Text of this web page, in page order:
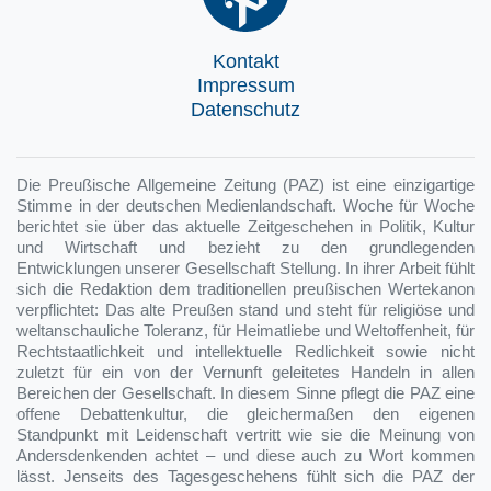
Kontakt
Impressum
Datenschutz
Die Preußische Allgemeine Zeitung (PAZ) ist eine einzigartige
Stimme in der deutschen Medienlandschaft. Woche für Woche
berichtet sie über das aktuelle Zeitgeschehen in Politik, Kultur
und Wirtschaft und bezieht zu den grundlegenden
Entwicklungen unserer Gesellschaft Stellung. In ihrer Arbeit fühlt
sich die Redaktion dem traditionellen preußischen Wertekanon
verpflichtet: Das alte Preußen stand und steht für religiöse und
weltanschauliche Toleranz, für Heimatliebe und Weltoffenheit, für
Rechtstaatlichkeit und intellektuelle Redlichkeit sowie nicht
zuletzt für ein von der Vernunft geleitetes Handeln in allen
Bereichen der Gesellschaft. In diesem Sinne pflegt die PAZ eine
offene Debattenkultur, die gleichermaßen den eigenen
Standpunkt mit Leidenschaft vertritt wie sie die Meinung von
Andersdenkenden achtet – und diese auch zu Wort kommen
lässt. Jenseits des Tagesgeschehens fühlt sich die PAZ der